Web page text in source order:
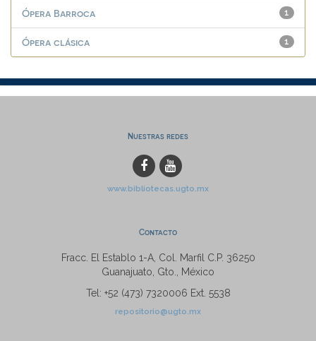
1
Ópera Barroca
1
Ópera clásica
Nuestras redes
www.bibliotecas.ugto.mx
Contacto
Fracc. El Establo 1-A, Col. Marfil C.P. 36250
Guanajuato, Gto., México
Tel: +52 (473) 7320006 Ext. 5538
repositorio@ugto.mx